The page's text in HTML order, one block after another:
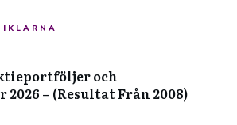
och
– (Resultat Från 2008)